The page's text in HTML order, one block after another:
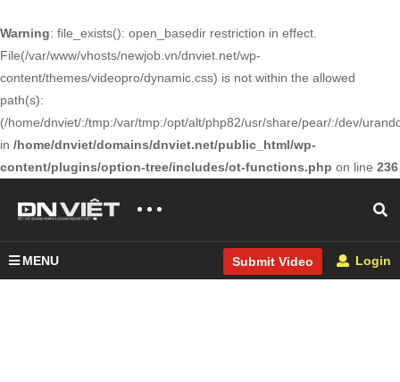
Warning: file_exists(): open_basedir restriction in effect.
File(/var/www/vhosts/newjob.vn/dnviet.net/wp-
content/themes/videopro/dynamic.css) is not within the allowed
path(s):
(/home/dnviet/:/tmp:/var/tmp:/opt/alt/php82/usr/share/pear/:/dev/
in /home/dnviet/domains/dnviet.net/public_html/wp-
content/plugins/option-tree/includes/ot-functions.php on line 236
MENU Submit Video Login